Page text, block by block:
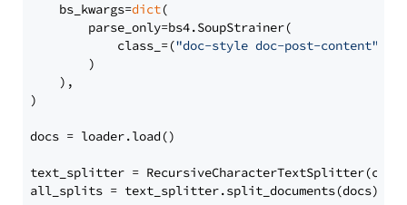
    bs_kwargs=
dict(
        parse_only=bs4.SoupStrainer(
            class_=(
"doc-style doc-post-content"
        )
    ),
)
docs = loader.load()
text_splitter =
all_splits = text_splitter.split_documents(docs)